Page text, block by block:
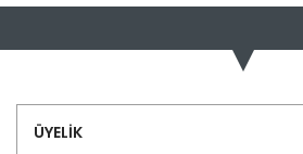
ÜYELİK